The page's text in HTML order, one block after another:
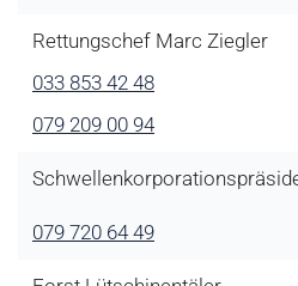
Rettungschef Marc Ziegler
033 853 42 48
079 209 00 94
079 720 64 49